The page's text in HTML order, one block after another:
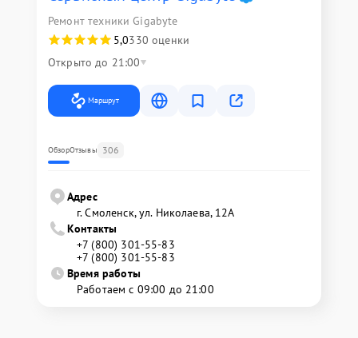
Ремонт техники Gigabyte
5,0330 оценки
Открыто до 21:00
Маршрут
ОбзорОтзывы 306
Адрес
г. Смоленск, ул. Николаева, 12А
Контакты
+7 (800) 301-55-83
+7 (800) 301-55-83
Время работы
Работаем с 09:00 до 21:00